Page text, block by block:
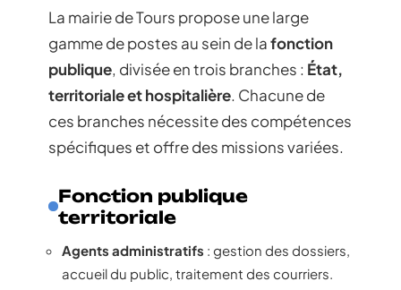
La mairie de Tours propose une large
gamme de postes au sein de lafonction
publique, divisée en trois branches : État,
territoriale et hospitalière. Chacune de
ces branches nécessite des compétences
spécifiques et offre des missions variées.
Fonction publique
territoriale
Agents administratifs : gestion des dossiers,
accueil du public, traitement des courriers.